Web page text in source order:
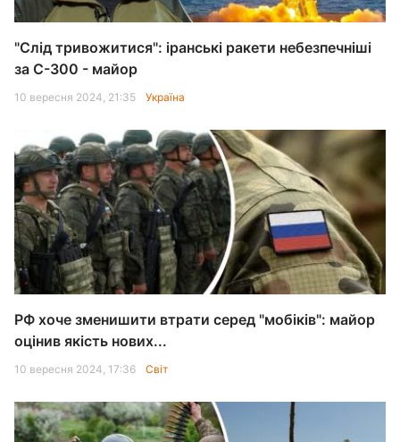
"Слід тривожитися": іранські ракети небезпечніші
за С-300 - майор
10 вересня 2024, 21:35 Україна
РФ хоче зменишити втрати серед "мобіків": майор
оцінив якість нових...
10 вересня 2024, 17:36 Світ